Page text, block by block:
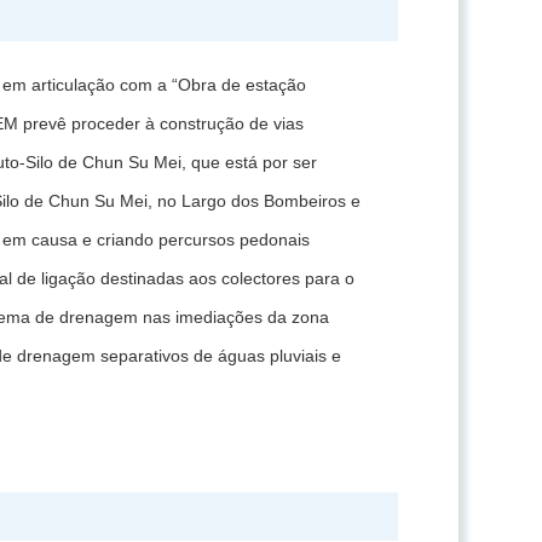
articulação com a “Obra de estação
prevê proceder à construção de vias
Silo de Chun Su Mei, que está por ser
de Chun Su Mei, no Largo dos Bombeiros e
causa e criando percursos pedonais
de ligação destinadas aos colectores para o
de drenagem nas imediações da zona
drenagem separativos de águas pluviais e